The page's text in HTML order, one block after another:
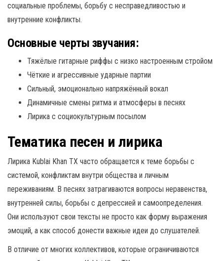
социальные проблемы, борьбу с несправедливостью и
внутренние конфликты.
Основные черты звучания:
Тяжёлые гитарные риффы с низко настроенным стройом
Чёткие и агрессивные ударные партии
Сильный, эмоционально напряжённый вокал
Динамичные смены ритма и атмосферы в песнях
Лирика с социокультурным посылом
Тематика песен и лирика
Лирика Kublai Khan TX часто обращается к теме борьбы с
системой, конфликтам внутри общества и личным
переживаниям. В песнях затрагиваются вопросы неравенства,
внутренней силы, борьбы с депрессией и самоопределения.
Они используют свои тексты не просто как форму выражения
эмоций, а как способ донести важные идеи до слушателей.
В отличие от многих коллективов, которые ограничиваются